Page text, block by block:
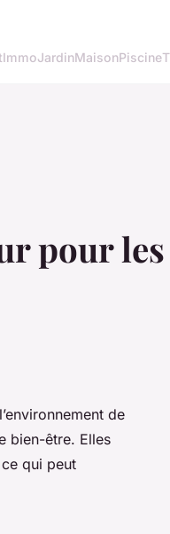
ImmoJardinMaisonPiscine
pour
de
bien-être. Elles
qui peut